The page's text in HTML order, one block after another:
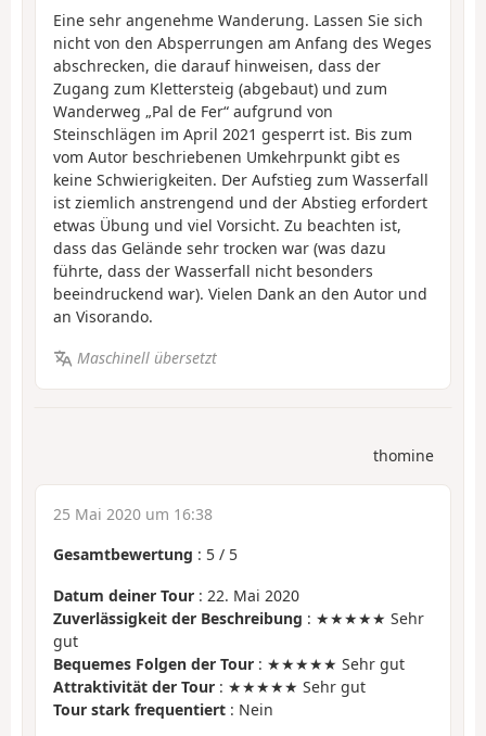
Eine sehr angenehme Wanderung. Lassen Sie sich
nicht von den Absperrungen am Anfang des Weges
abschrecken, die darauf hinweisen, dass der
Zugang zum Klettersteig (abgebaut) und zum
Wanderweg „Pal de Fer“ aufgrund von
Steinschlägen im April 2021 gesperrt ist. Bis zum
vom Autor beschriebenen Umkehrpunkt gibt es
keine Schwierigkeiten. Der Aufstieg zum Wasserfall
ist ziemlich anstrengend und der Abstieg erfordert
etwas Übung und viel Vorsicht. Zu beachten ist,
dass das Gelände sehr trocken war (was dazu
führte, dass der Wasserfall nicht besonders
beeindruckend war). Vielen Dank an den Autor und
an Visorando.
Maschinell übersetzt
thomine
25 Mai 2020 um 16:38
Gesamtbewertung : 5 / 5
Datum deiner Tour : 22. Mai 2020
Zuverlässigkeit der Beschreibung : ★★★★★ Sehr
gut
Bequemes Folgen der Tour : ★★★★★ Sehr gut
Attraktivität der Tour : ★★★★★ Sehr gut
Tour stark frequentiert : Nein